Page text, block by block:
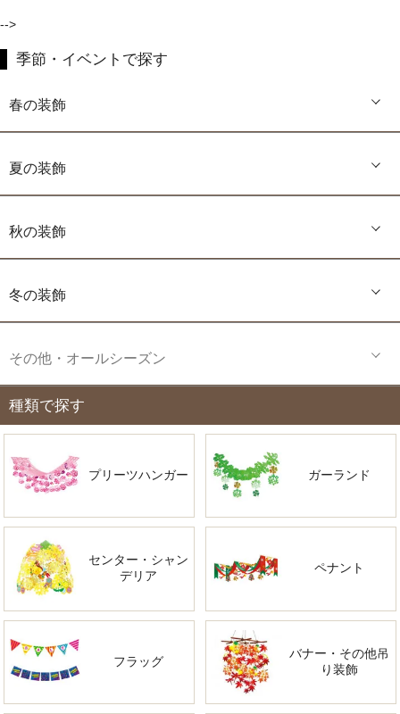
-->
季節・イベントで探す
春の装飾
夏の装飾
秋の装飾
冬の装飾
その他・オールシーズン
種類で探す
プリーツハンガー ガーランド
センター・シャン
デリア
ペナント
フラッグ
バナー・その他吊
り装飾